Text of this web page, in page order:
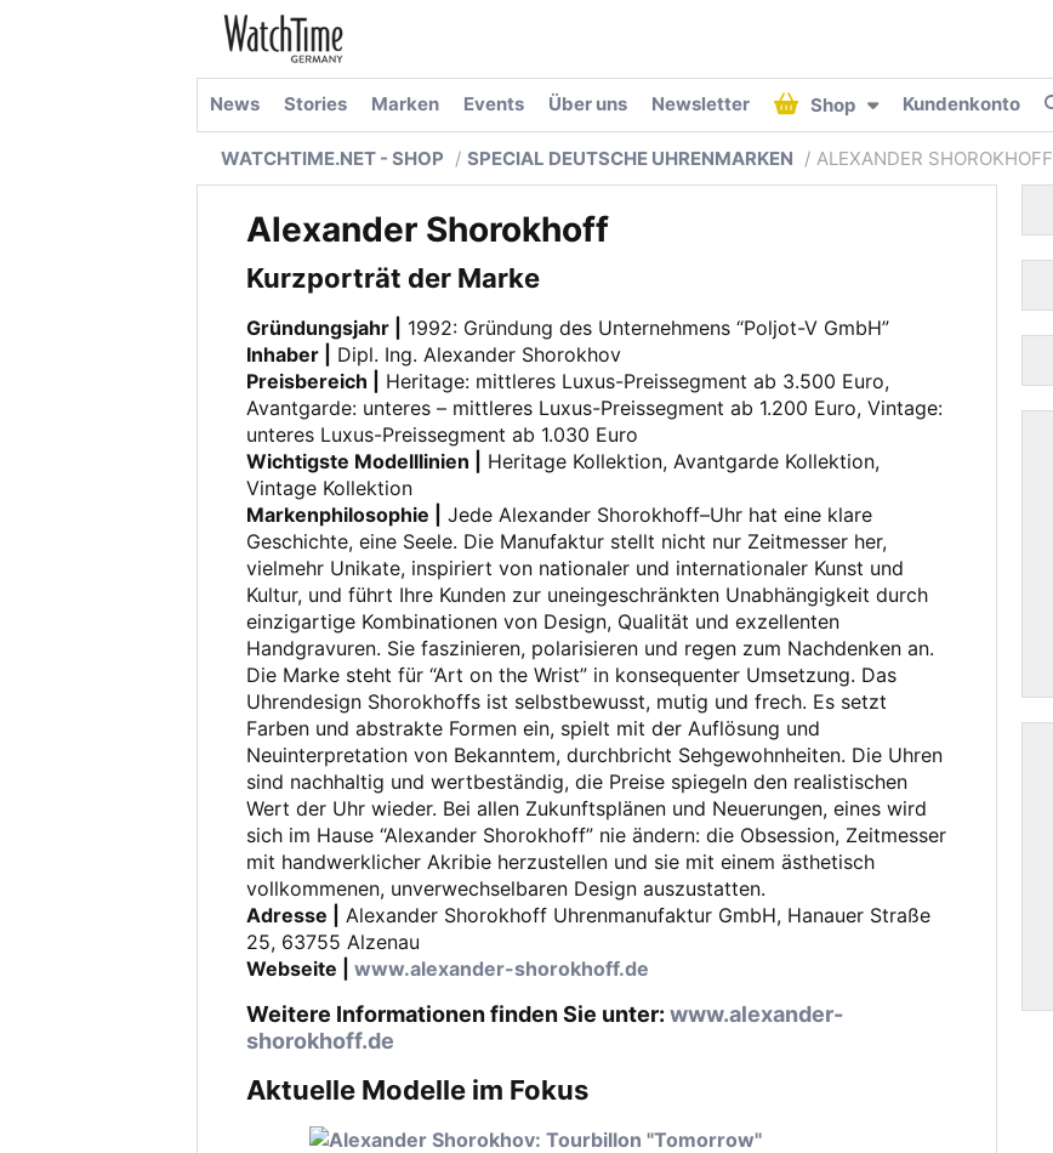
News Stories Marken Events Über uns Newsletter Shop Kundenkonto
WATCHTIME.NET - SHOP SPECIAL DEUTSCHE UHRENMARKEN ALEXANDER SHOROKHOFF
Alexander Shorokhoff
Kurzporträt der Marke
Gründungsjahr |
1992: Gründung des Unternehmens “Poljot-V GmbH”
Inhaber |
Dipl. Ing. Alexander Shorokhov
Preisbereich |
Heritage: mittleres Luxus-Preissegment ab 3.500 Euro,
Avantgarde: unteres – mittleres Luxus-Preissegment ab 1.200 Euro, Vintage:
unteres Luxus-Preissegment ab 1.030 Euro
Wichtigste Modelllinien |
Heritage Kollektion, Avantgarde Kollektion,
Vintage Kollektion
Markenphilosophie |
Jede Alexander Shorokhoff–Uhr hat eine klare
Geschichte, eine Seele. Die Manufaktur stellt nicht nur Zeitmesser her,
vielmehr Unikate, inspiriert von nationaler und internationaler Kunst und
Kultur, und führt Ihre Kunden zur uneingeschränkten Unabhängigkeit durch
einzigartige Kombinationen von Design, Qualität und exzellenten
Handgravuren. Sie faszinieren, polarisieren und regen zum Nachdenken an.
Die Marke steht für “Art on the Wrist” in konsequenter Umsetzung. Das
Uhrendesign Shorokhoffs ist selbstbewusst, mutig und frech. Es setzt
Farben und abstrakte Formen ein, spielt mit der Auflösung und
Neuinterpretation von Bekanntem, durchbricht Sehgewohnheiten. Die Uhren
sind nachhaltig und wertbeständig, die Preise spiegeln den realistischen
Wert der Uhr wieder. Bei allen Zukunftsplänen und Neuerungen, eines wird
sich im Hause “Alexander Shorokhoff” nie ändern: die Obsession, Zeitmesser
mit handwerklicher Akribie herzustellen und sie mit einem ästhetisch
vollkommenen, unverwechselbaren Design auszustatten.
Adresse |
Alexander Shorokhoff Uhrenmanufaktur GmbH, Hanauer Straße
25, 63755 Alzenau
Webseite | www.alexander-shorokhoff.de
Weitere Informationen finden Sie unter: www.alexander-
shorokhoff.de
Aktuelle Modelle im Fokus